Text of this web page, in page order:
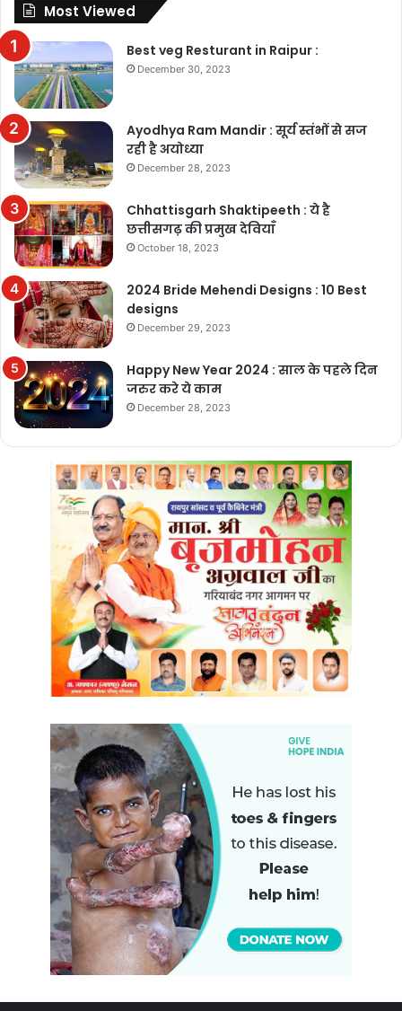
Most Viewed
Best veg Resturant in Raipur :
December 30, 2023
Ayodhya Ram Mandir : सूर्य स्तंभों से सज
रही है अयोध्या
December 28, 2023
Chhattisgarh Shaktipeeth : ये है
छत्तीसगढ़ की प्रमुख देवियाँ
October 18, 2023
2024 Bride Mehendi Designs : 10 Best
designs
December 29, 2023
Happy New Year 2024 : साल के पहले दिन
जरुर करे ये काम
December 28, 2023